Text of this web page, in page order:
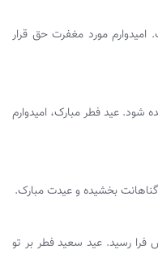
مورد مغفرت حق قرار
عید فطر مبارک، امیدوارم
فرا رسید. عید سعید فطر بر تو